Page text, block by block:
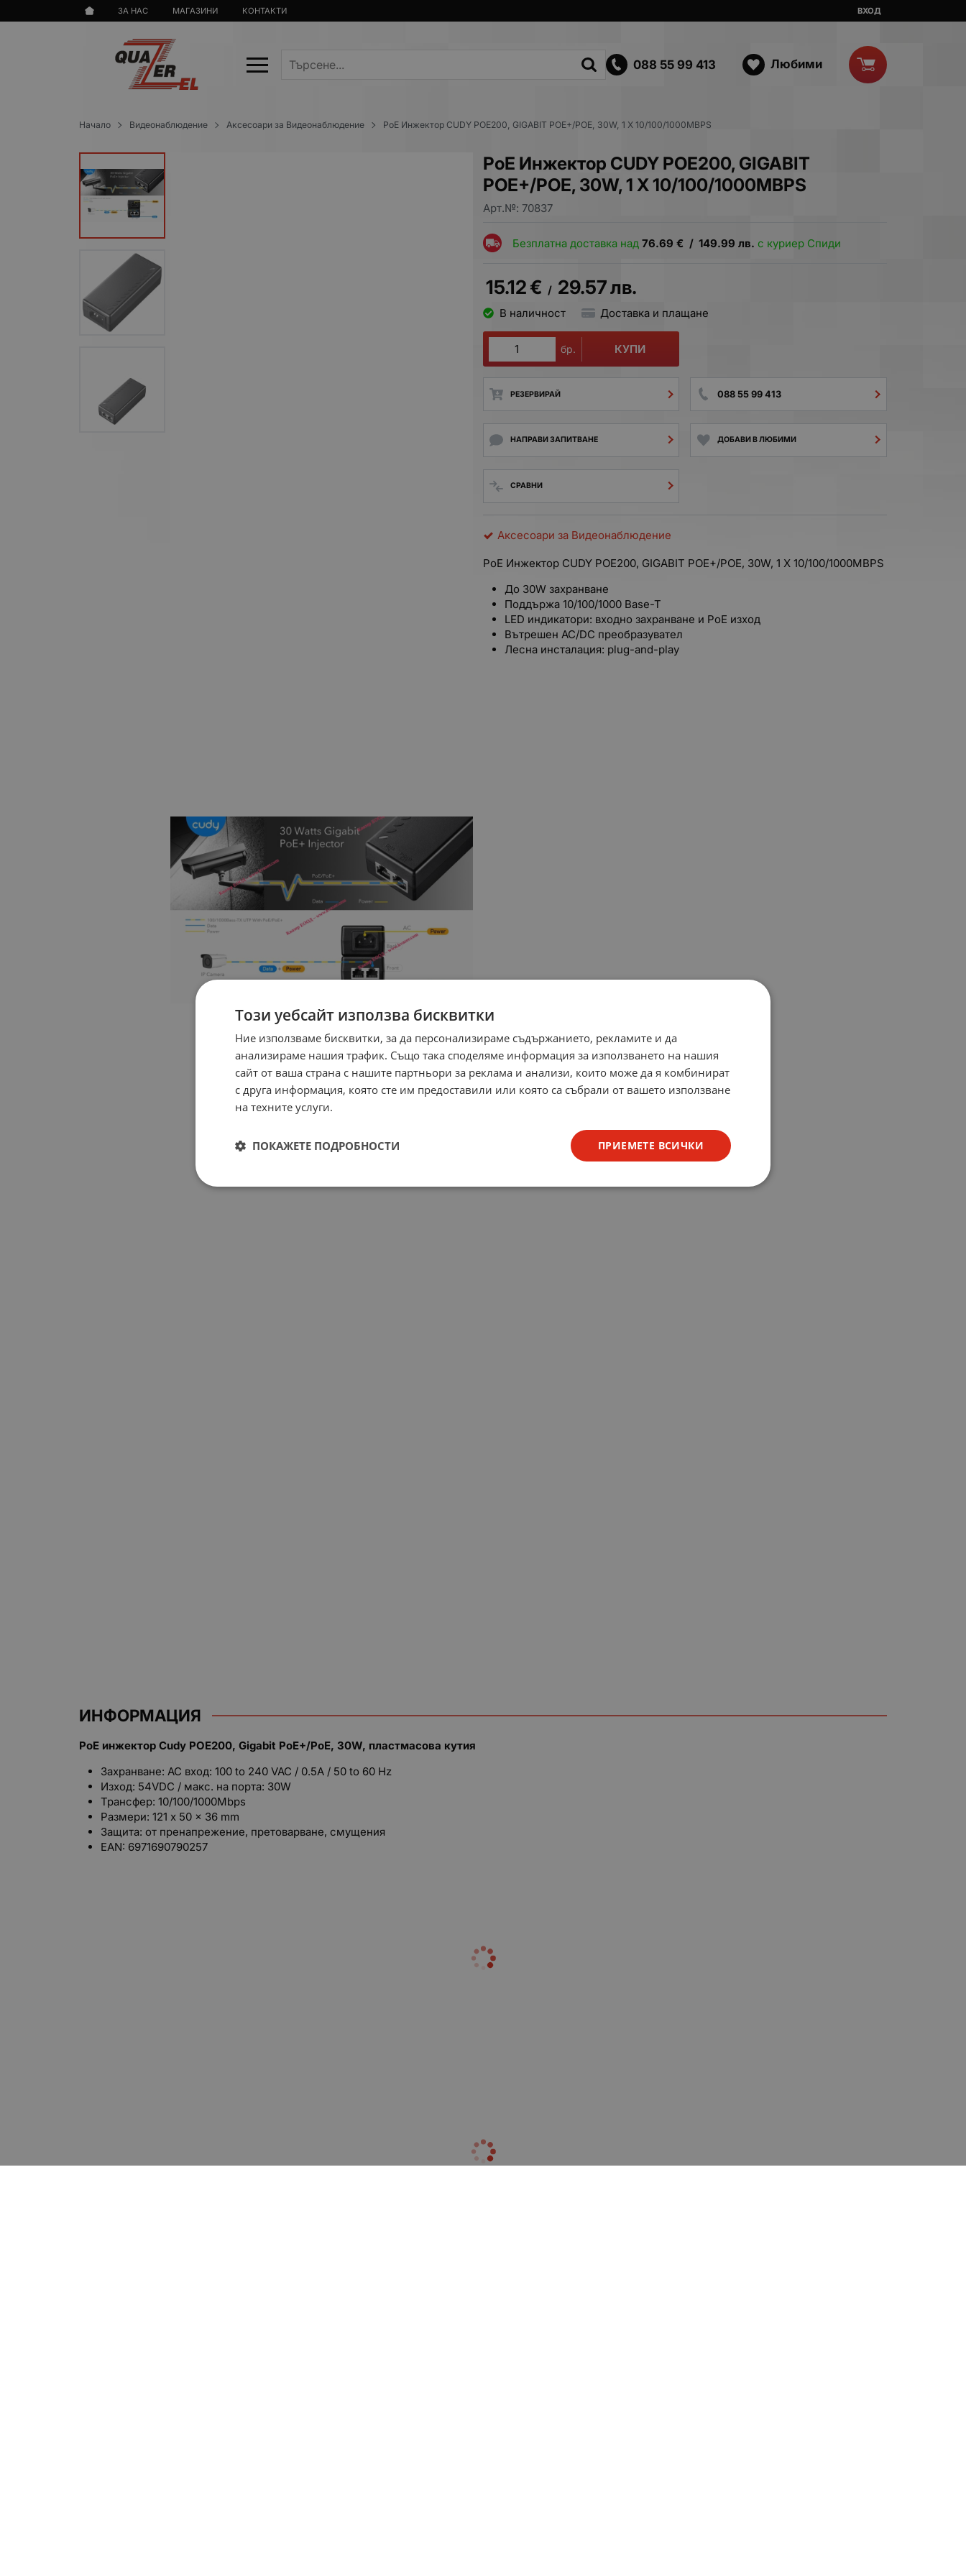
ЗА НАС МАГАЗИНИ КОНТАКТИ ВХОД
088 55 99 413 Любими
Начало Видеонаблюдение Аксесоари за Видеонаблюдение PoE Инжектор CUDY POE200, GIGABIT POE+/POE, 30W, 1 X 10/100/1000MBPS
PoE Инжектор CUDY POE200, GIGABIT
POE+/POE, 30W, 1 X 10/100/1000MBPS
Арт.№: 70837
Безплатна доставка над76.69 € / 149.99 лв. с куриер Спиди
15.12€ / 29.57лв.
В наличност Доставка и плащане
бр. КУПИ
РЕЗЕРВИРАЙ 088 55 99 413
НАПРАВИ ЗАПИТВАНЕ ДОБАВИ В ЛЮБИМИ
СРАВНИ
Аксесоари за Видеонаблюдение
PoE Инжектор CUDY POE200, GIGABIT POE+/POE, 30W, 1 X 10/100/1000MBPS
До 30W захранване
Поддържа 10/100/1000 Base-T
LED индикатори: входно захранване и PoE изход
Вътрешен AC/DC преобразувател
Лесна инсталация: plug-and-play
ИНФОРМАЦИЯ
PoE инжектор Cudy POE200, Gigabit PoE+/PoE, 30W, пластмасова кутия
Захранване: AC вход: 100 to 240 VAC / 0.5A / 50 to 60 Hz
Изход: 54VDC / макс. на порта: 30W
Трансфер: 10/100/1000Mbps
Размери: 121 x 50 x 36 mm
Защита: от пренапрежение, претоварване, смущения
EAN: 6971690790257
Този уебсайт използва бисквитки
Ние използваме бисквитки, за да персонализираме съдържанието, рекламите и да
анализираме нашия трафик. Също така споделяме информация за използването на нашия
сайт от ваша страна с нашите партньори за реклама и анализи, които може да я комбинират
с друга информация, която сте им предоставили или която са събрали от вашето използване
на техните услуги.
ПРИЕМЕТЕ ВСИЧКИ
ПОКАЖЕТЕ ПОДРОБНОСТИ